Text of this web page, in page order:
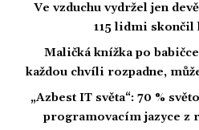
Ve vzduchu vydržel jen
115 lidmi skončil
Maličká knížka po
každou chvíli rozpadne,
„Azbest IT světa“: 70 %
programovacím jazyce z